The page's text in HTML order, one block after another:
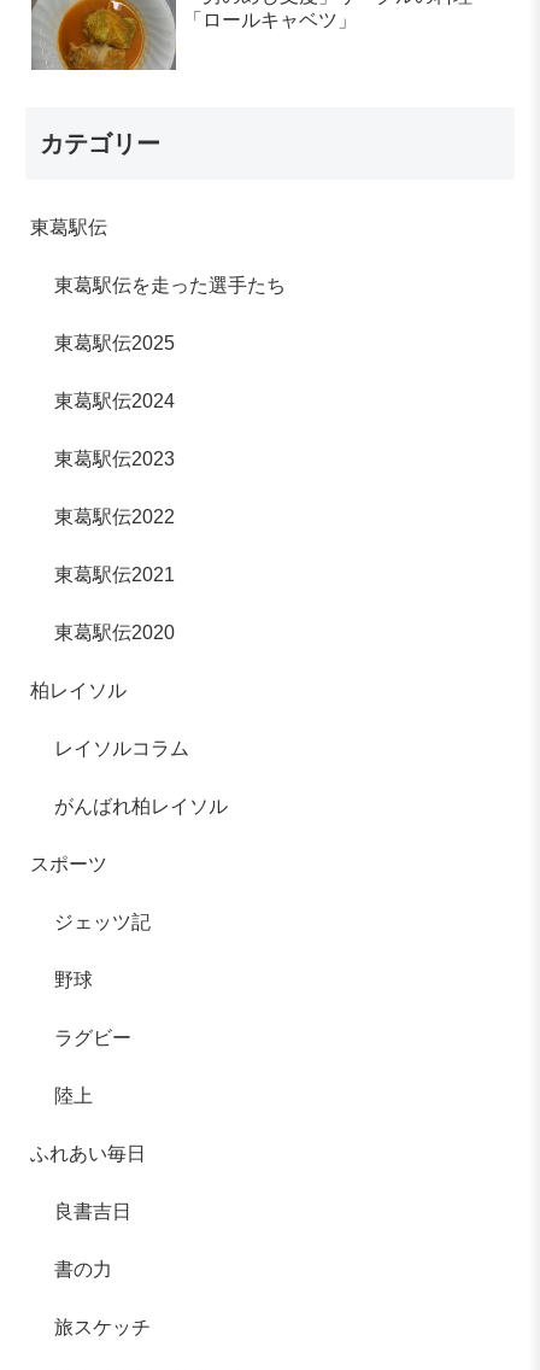
「ロールキャベツ」
カテゴリー
東葛駅伝
東葛駅伝を走った選手たち
東葛駅伝2025
東葛駅伝2024
東葛駅伝2023
東葛駅伝2022
東葛駅伝2021
東葛駅伝2020
柏レイソル
レイソルコラム
がんばれ柏レイソル
スポーツ
ジェッツ記
野球
ラグビー
陸上
ふれあい毎日
良書吉日
書の力
旅スケッチ